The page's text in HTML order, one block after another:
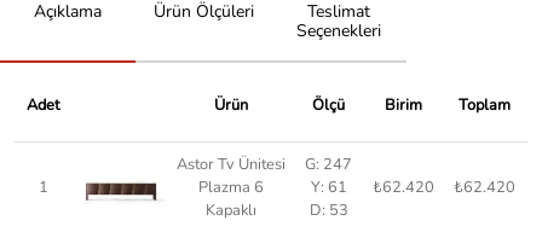
Açıklama Ürün Ölçüleri
Teslimat
Seçenekleri
Adet Ürün Ölçü Birim Toplam
1
Astor Tv Ünitesi
Plazma 6
Kapaklı
G: 247
Y: 61
D: 53
₺62.420 ₺62.420